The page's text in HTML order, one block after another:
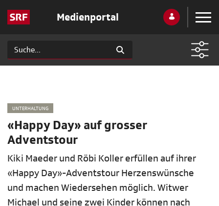
Medienportal
UNTERHALTUNG
«Happy Day» auf grosser
Adventstour
Kiki Maeder und Röbi Koller erfüllen auf ihrer
«Happy Day»-Adventstour Herzenswünsche
und machen Wiedersehen möglich. Witwer
Michael und seine zwei Kinder können nach